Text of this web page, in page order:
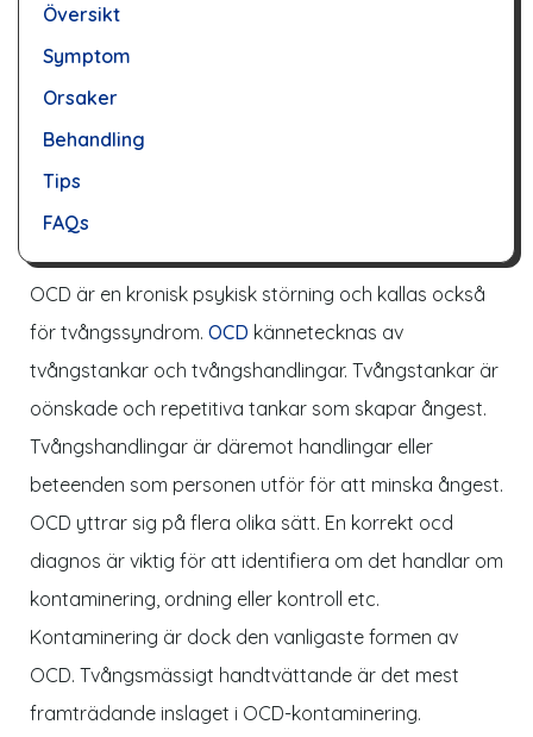
Översikt
Symptom
Orsaker
Behandling
Tips
FAQs
OCD är en kronisk psykisk störning och kallas också
för tvångssyndrom. OCD kännetecknas av
tvångstankar och tvångshandlingar. Tvångstankar är
oönskade och repetitiva tankar som skapar ångest.
Tvångshandlingar är däremot handlingar eller
beteenden som personen utför för att minska ångest.
OCD yttrar sig på flera olika sätt. En korrekt ocd
diagnos är viktig för att identifiera om det handlar om
kontaminering, ordning eller kontroll etc.
Kontaminering är dock den vanligaste formen av
OCD. Tvångsmässigt handtvättande är det mest
framträdande inslaget i OCD-kontaminering.